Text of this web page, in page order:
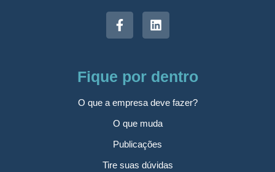
Fique por dentro
O que a empresa deve fazer?
O que muda
Publicações
Tire suas dúvidas